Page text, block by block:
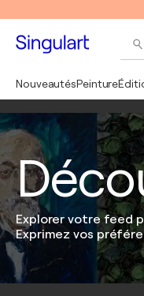
NouveautésPeinture
Explorer votre feed
Exprimez vos